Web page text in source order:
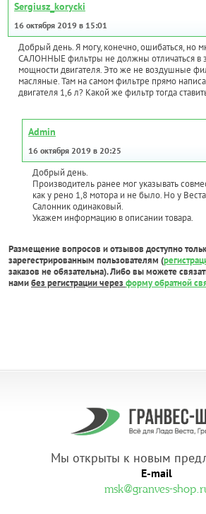
Sergiusz_korycki
16 октября 2019 в 15:01
Добрый день. Я могу, конечно, ошибаться, но
САЛОННЫЕ фильтры не должны отличаться в
мощности двигателя. Это же не воздушные
масляные. Там на самом фильтре прямо
двигателя 1,6 л? Какой же фильтр тогда
Admin
16 октября 2019 в 20:25
Добрый день.
Производитель ранее мог указывать
как у рено 1,8 мотора и не было. Но у
Салонник одинаковый.
Укажем информацию в описании товара.
Размещение вопросов и отзывов доступно
зарегестрированным пользователям (
заказов не обязательна). Либо вы можете
намибез регистрации через форму обратной
Мы открыты к новым
E-mail
msk@granves-